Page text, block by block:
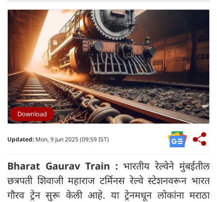
Download
Updated: Mon, 9 Jun 2025 (09:59 IST)
Bharat Gaurav Train : भारतीय रेल्वेने मुंबईतील
छत्रपती शिवाजी महाराज टर्मिनस रेल्वे स्टेशनवरून भारत
गौरव ट्रेन सुरू केली आहे. या ट्रेनमधून लोकांना मराठा